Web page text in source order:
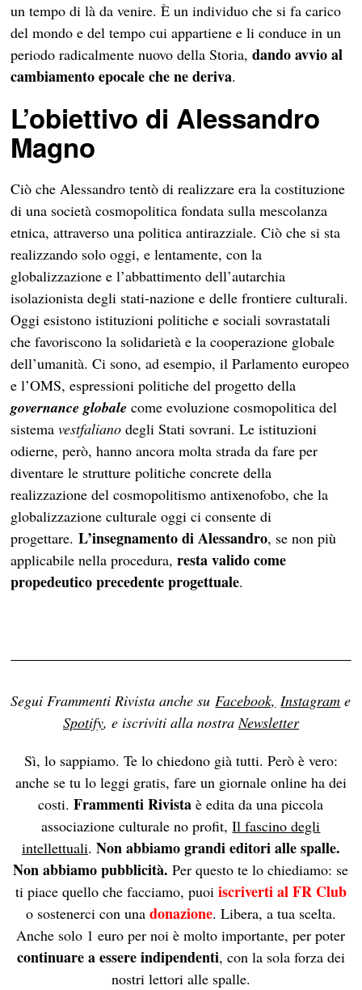
un tempo di là da venire. È un individuo che si fa carico
del mondo e del tempo cui appartiene e li conduce in un
periodo radicalmente nuovo della Storia,dando avvio al
cambiamento epocale che ne deriva.
L’obiettivo di Alessandro
Magno
Ciò che Alessandro tentò di realizzare era la costituzione
di una società cosmopolitica fondata sulla mescolanza
etnica, attraverso una politica antirazziale. Ciò che si sta
realizzando solo oggi, e lentamente, con la
globalizzazione e l’abbattimento dell’autarchia
isolazionista degli stati-nazione e delle frontiere culturali.
Oggi esistono istituzioni politiche e sociali sovrastatali
che favoriscono la solidarietà e la cooperazione globale
dell’umanità. Ci sono, ad esempio, il Parlamento europeo
e l’OMS, espressioni politiche del progetto della
governance globale come evoluzione cosmopolitica del
sistemavestfalianodegli Stati sovrani. Le istituzioni
odierne, però, hanno ancora molta strada da fare per
diventare le strutture politiche concrete della
realizzazione del cosmopolitismo antixenofobo, che la
globalizzazione culturale oggi ci consente di
progettare.L’insegnamento di Alessandro, se non più
applicabile nella procedura, resta valido come
propedeutico precedente progettuale.
Segui Frammenti Rivista anche suFacebook, Instagram e
Spotify, e iscriviti alla nostraNewsletter
Sì, lo sappiamo. Te lo chiedono già tutti. Però è vero:
anche se tu lo leggi gratis, fare un giornale online ha dei
costi.Frammenti Rivistaè edita da una piccola
associazione culturale no profit,Il fascino degli
intellettuali. Non abbiamo grandi editori alle spalle.
Non abbiamo pubblicità. Per questo te lo chiediamo: se
ti piace quello che facciamo, puoi iscriverti al FR Club
o sostenerci con una donazione. Libera, a tua scelta.
Anche solo 1 euro per noi è molto importante, per poter
continuare a essere indipendenti, con la sola forza dei
nostri lettori alle spalle.